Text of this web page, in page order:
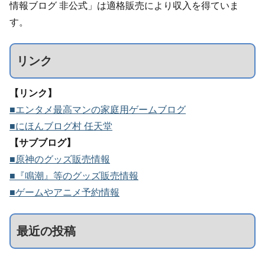
情報ブログ 非公式」は適格販売により収入を得ていま
す。
リンク
【リンク】
■エンタメ最高マンの家庭用ゲームブログ
■にほんブログ村 任天堂
【サブブログ】
■原神のグッズ販売情報
■『鳴潮』等のグッズ販売情報
■ゲームやアニメ予約情報
最近の投稿